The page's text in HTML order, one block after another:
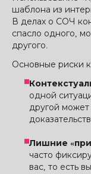
шаблона из
В делах о СОЧ
спасло одного,
другого.
Основные риски
одной
другой
Лишние
часто
вас, то есть